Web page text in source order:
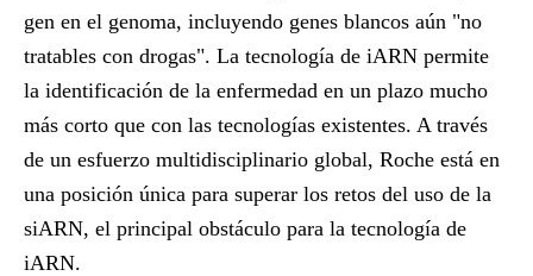
gen en el genoma, incluyendo genes blancos aún "no
tratables con drogas". La tecnología de iARN permite
la identificación de la enfermedad en un plazo mucho
más corto que con las tecnologías existentes. A través
de un esfuerzo multidisciplinario global, Roche está en
una posición única para superar los retos del uso de la
siARN, el principal obstáculo para la tecnología de
iARN.